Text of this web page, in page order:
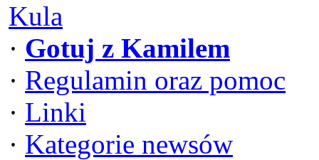
Kula
· Gotuj z Kamilem
· Regulamin oraz pomoc
· Linki
· Kategorie newsów